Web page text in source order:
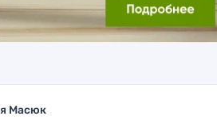
Масюк